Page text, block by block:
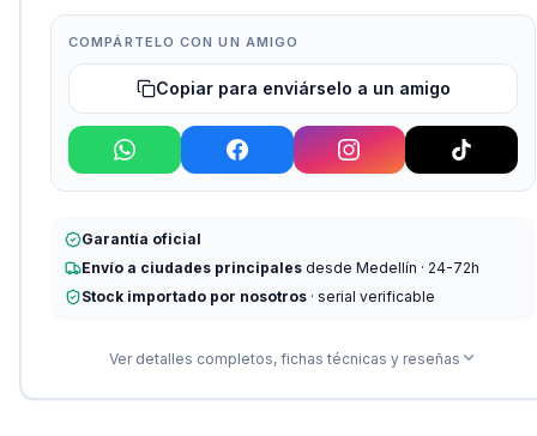
COMPÁRTELO CON UN AMIGO
Copiar para enviárselo a un amigo
Garantía oficial
Envío a ciudades principales desde Medellín · 24-72h
Stock importado por nosotros · serial verificable
Ver detalles completos, fichas técnicas y reseñas